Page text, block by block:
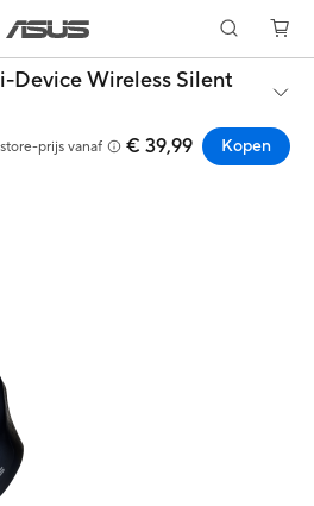
Device Wireless Silent
prijs vanaf € 39,99 Kopen